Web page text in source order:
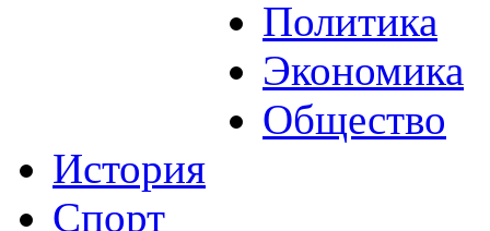
Политика
Экономика
Общество
История
Спорт